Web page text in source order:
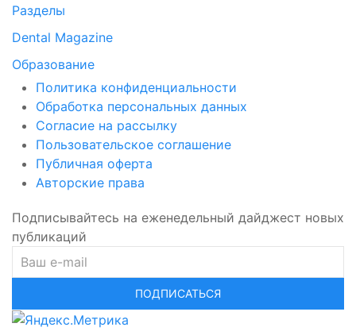
Разделы
Dental Magazine
Образование
Политика конфиденциальности
Обработка персональных данных
Согласие на рассылку
Пользовательское соглашение
Публичная оферта
Авторские права
Подписывайтесь на еженедельный дайджест новых
публикаций
ПОДПИСАТЬСЯ